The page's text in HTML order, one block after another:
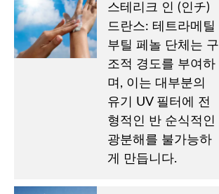
스테리크 인 (인チ)
드란스: 테트라메틸
부틸 페놀 단체는 구
조적 경도를 부여하
며, 이는 대부분의
유기 UV 필터에 전
형적인 반 순식적인
광분해를 불가능하
게 만듭니다.